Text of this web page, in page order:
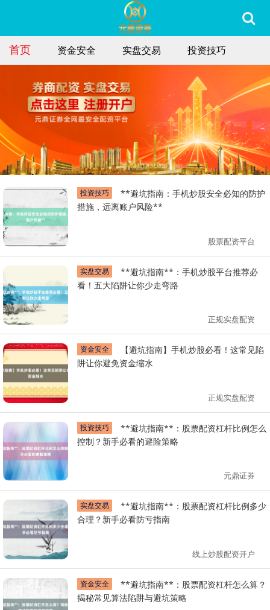
首页 资金安全 实盘交易 投资技巧
投资技巧
措施，远离账户风险**
股票配资平台
实盘交易
看！五大陷阱让你少走弯路
正规实盘配资
资金安全
阱让你避免资金缩水
正规实盘配资
投资技巧
控制？新手必看的避险策略
元鼎证券
实盘交易
合理？新手必看防亏指南
线上炒股配资开户
资金安全
揭秘常见算法陷阱与避坑策略